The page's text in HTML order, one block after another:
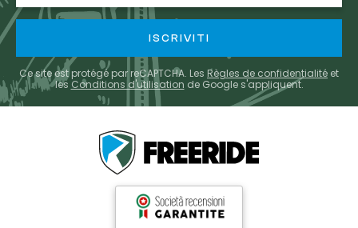
Ce site est protégé par reCAPTCHA. Les Règles de confidentialité et
les Conditions d'utilisation de Google s'appliquent.